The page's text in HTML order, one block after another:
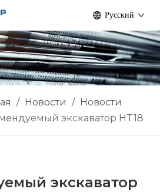
Pусский
/ Hовости /
Новости
экскаватор HT18
экскаватор